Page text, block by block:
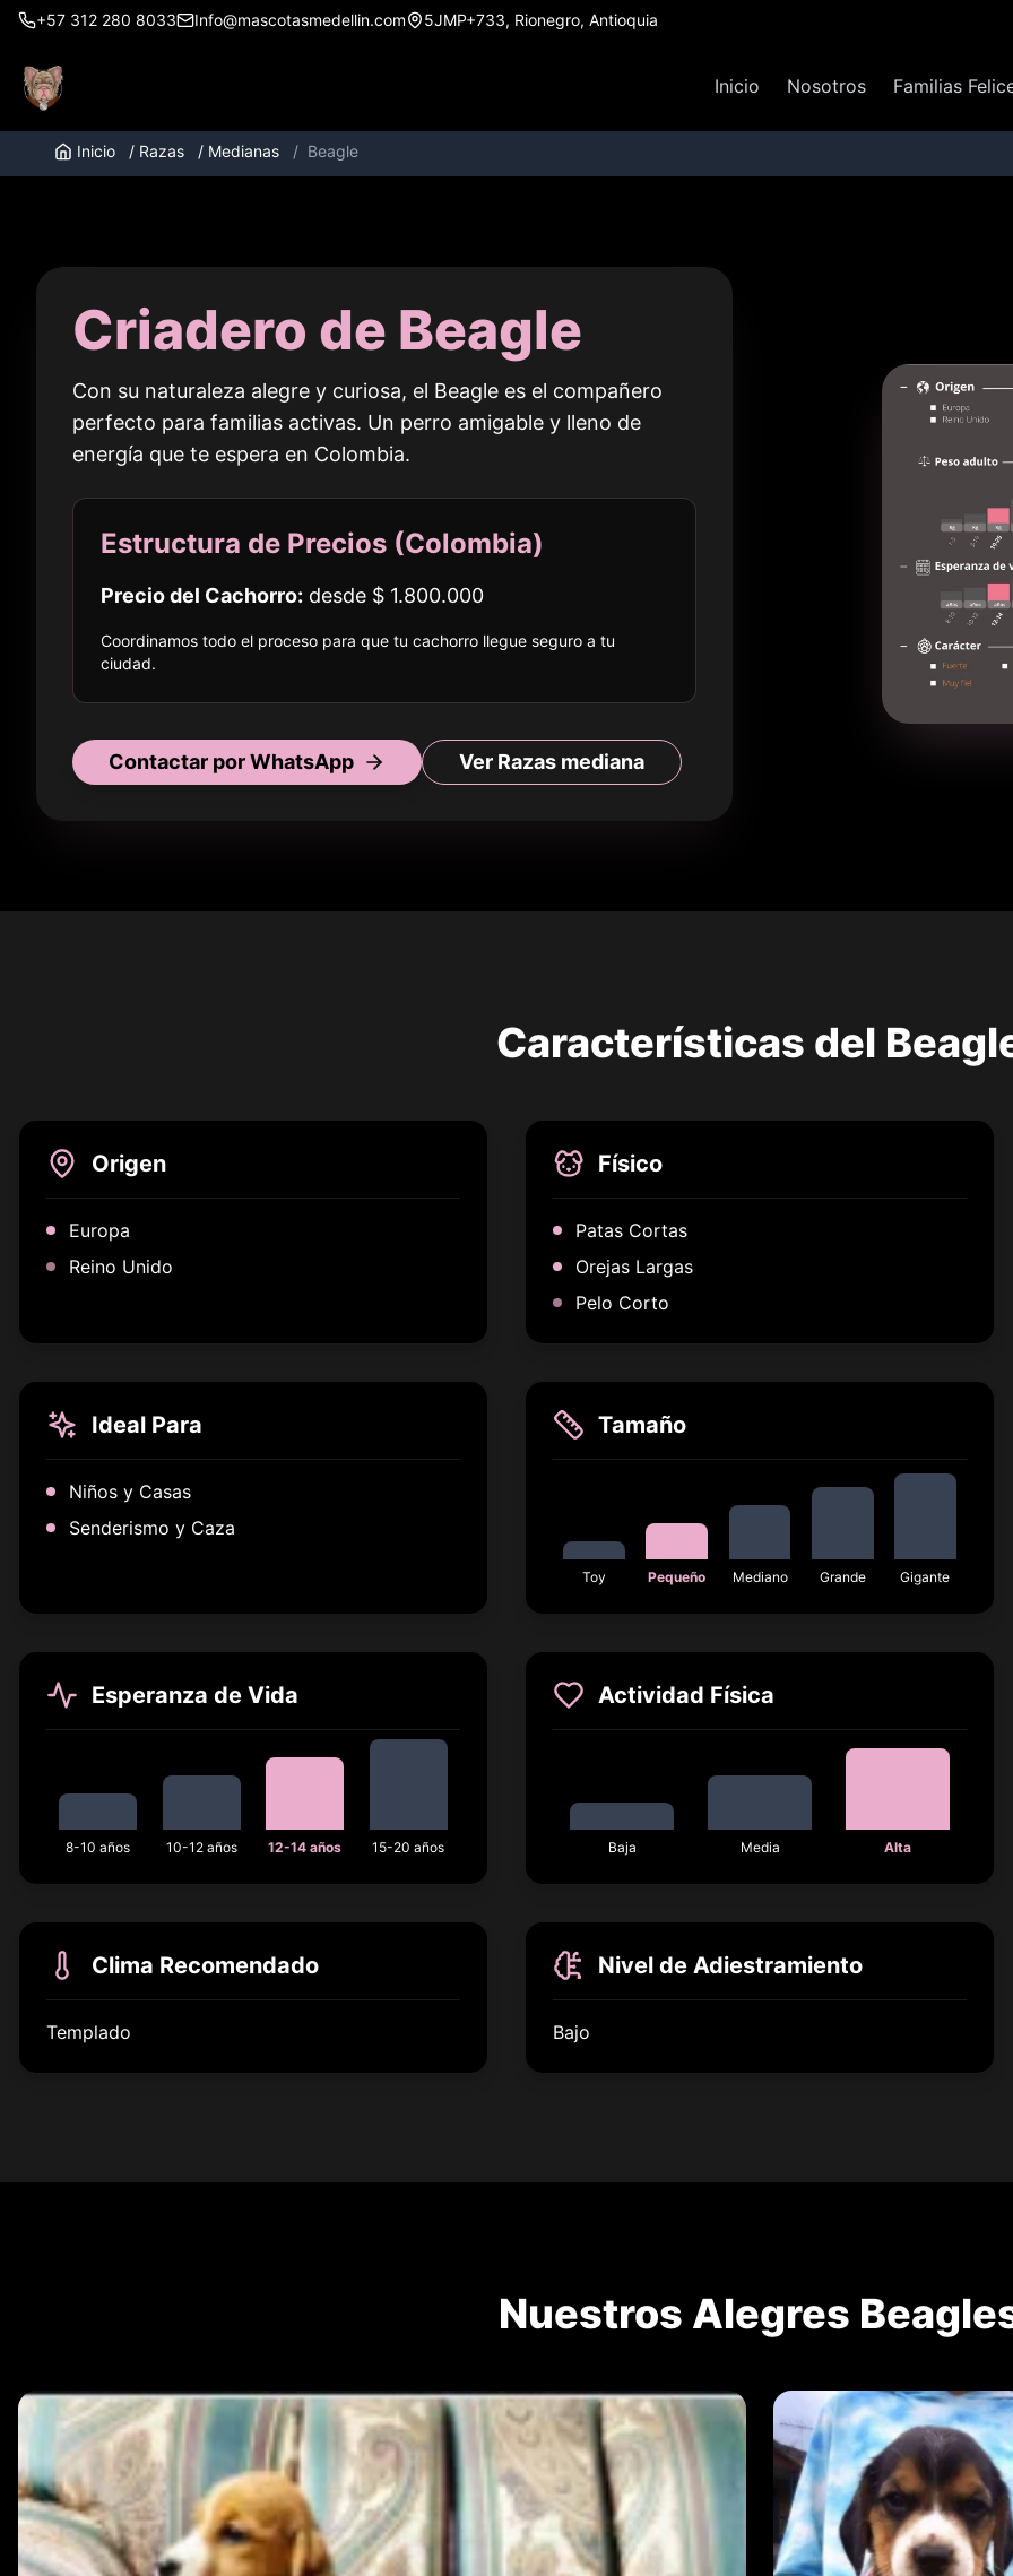
+57 312 280 8033 Info@mascotasmedellin.com 5JMP+733, Rionegro, Antioquia
Inicio Nosotros Familias
Inicio / Razas / Medianas / Beagle
Criadero de Beagle
Con su naturaleza alegre y curiosa, el Beagle es el compañero
perfecto para familias activas. Un perro amigable y lleno de
energía que te espera en Colombia.
Estructura de Precios (Colombia)
Precio del Cachorro: desde $ 1.800.000
Coordinamos todo el proceso para que tu cachorro llegue seguro a tu
ciudad.
Contactar por WhatsApp Ver Razas mediana
Características del
Origen
Europa
Reino Unido
Físico
Patas Cortas
Orejas Largas
Pelo Corto
Ideal Para
Niños y Casas
Senderismo y Caza
Tamaño
Toy Pequeño Mediano Grande Gigante
Esperanza de Vida
8-10 años 10-12 años 12-14 años 15-20 años
Actividad Física
Baja Media Alta
Clima Recomendado
Templado
Nivel de Adiestramiento
Bajo
Nuestros Alegres